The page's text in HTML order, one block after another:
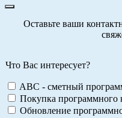
Оставьте ваши
Что Вас интересует?
ABC - сметный
Покупка
Обновление